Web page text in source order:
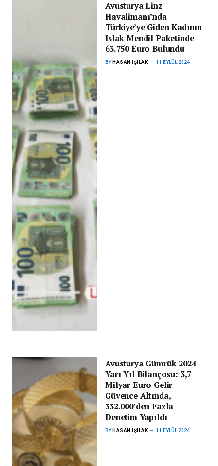
Avusturya Linz
Havalimanı’nda
Türkiye’ye Giden Kadının
Islak Mendil Paketinde
63.750 Euro Bulundu
BY HASAN IŞILAK 11 EYLÜL 2024
Avusturya Gümrük 2024
Yarı Yıl Bilançosu: 3,7
Milyar Euro Gelir
Güvence Altında,
332.000’den Fazla
Denetim Yapıldı
BY HASAN IŞILAK 11 EYLÜL 2024